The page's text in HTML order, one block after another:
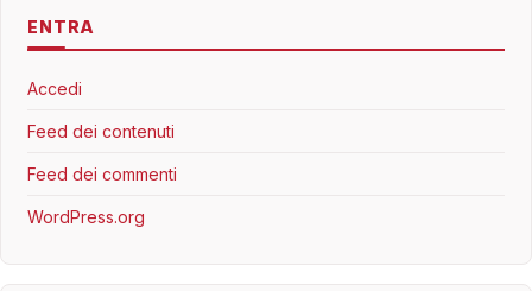
ENTRA
Accedi
Feed dei contenuti
Feed dei commenti
WordPress.org